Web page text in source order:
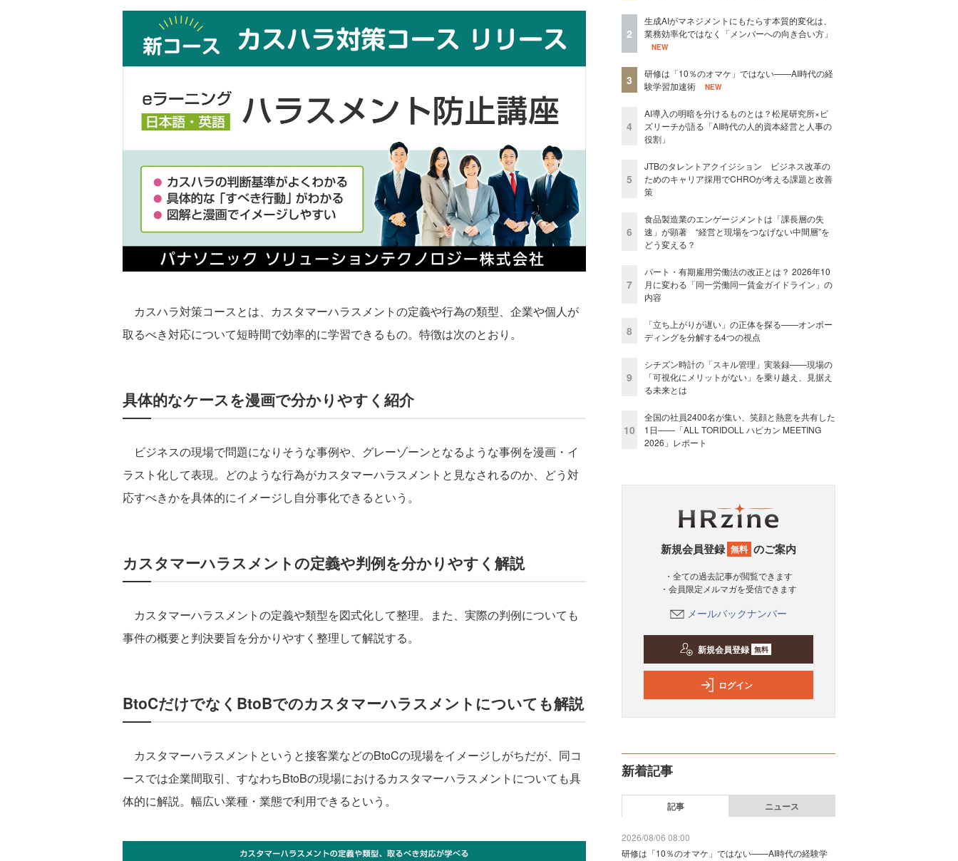
カスハラ対策コースとは、カスタマーハラスメントの定義や行為の類型、企業や個人が
取るべき対応について短時間で効率的に学習できるもの。特徴は次のとおり。
具体的なケースを漫画で分かりやすく紹介
ビジネスの現場で問題になりそうな事例や、グレーゾーンとなるような事例を漫画・イ
ラスト化して表現。どのような行為がカスタマーハラスメントと見なされるのか、どう対
応すべきかを具体的にイメージし自分事化できるという。
カスタマーハラスメントの定義や判例を分かりやすく解説
カスタマーハラスメントの定義や類型を図式化して整理。また、実際の判例についても
事件の概要と判決要旨を分かりやすく整理して解説する。
BtoCだけでなくBtoBでのカスタマーハラスメントについても解説
カスタマーハラスメントというと接客業などのBtoCの現場をイメージしがちだが、同コ
ースでは企業間取引、すなわちBtoBの現場におけるカスタマーハラスメントについても具
体的に解説。幅広い業種・業態で利用できるという。
2
生成AIがマネジメントにもたらす本質的変化は、
業務効率化ではなく「メンバーへの向き合い方」
NEW
3
研修は「10％のオマケ」ではない——AI時代の経
験学習加速術
NEW
4
AI導入の明暗を分けるものとは？松尾研究所×ビ
ズリーチが語る「AI時代の人的資本経営と人事の
役割」
5
JTBのタレントアクイジション ビジネス改革の
ためのキャリア採用でCHROが考える課題と改善
策
6
食品製造業のエンゲージメントは「課長層の失
速」が顕著 “経営と現場をつなげない中間層”を
どう変える？
7
パート・有期雇用労働法の改正とは？ 2026年10
月に変わる「同一労働同一賃金ガイドライン」の
内容
8
「立ち上がりが遅い」の正体を探る——オンボー
ディングを分解する4つの視点
9
シチズン時計の「スキル管理」実装録——現場の
「可視化にメリットがない」を乗り越え、見据え
る未来とは
10
全国の社員2400名が集い、笑顔と熱意を共有した
1日――「ALL TORIDOLL ハピカン MEETING
2026」レポート
新規会員登録 無料 のご案内
・全ての過去記事が閲覧できます
・会員限定メルマガを受信できます
メールバックナンバー
新規会員登録 無料
ログイン
新着記事
記事 ニュース
2026/08/06 08:00
研修は「10％のオマケ」ではない——AI時代の経験学